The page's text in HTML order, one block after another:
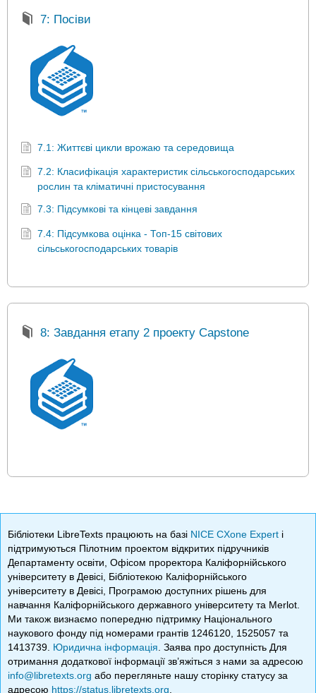
7: Посіви
7.1: Життєві цикли врожаю та середовища
7.2: Класифікація характеристик сільськогосподарських
рослин та кліматичні пристосування
7.3: Підсумкові та кінцеві завдання
7.4: Підсумкова оцінка - Топ-15 світових
сільськогосподарських товарів
8: Завдання етапу 2 проекту Capstone
Бібліотеки LibreTexts працюють на базі NICE CXone Expert і
підтримуються Пілотним проектом відкритих підручників
Департаменту освіти, Офісом проректора Каліфорнійського
університету в Девісі, Бібліотекою Каліфорнійського
університету в Девісі, Програмою доступних рішень для
навчання Каліфорнійського державного університету та Merlot.
Ми також визнаємо попередню підтримку Національного
наукового фонду під номерами грантів 1246120, 1525057 та
1413739. Юридична інформація . Заява про доступність Для
отримання додаткової інформації зв’яжіться з нами за адресою
info@libretexts.org або перегляньте нашу сторінку статусу за
адресою https://status.libretexts.org